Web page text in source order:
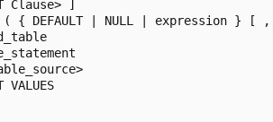
Clause> ]
( { DEFAULT | NULL | expression } [
VALUES